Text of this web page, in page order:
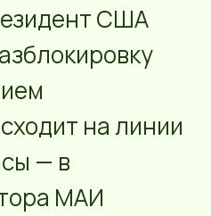
США
на линии
— в
МАИ